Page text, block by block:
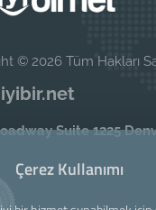
© 2026 Tüm Hakları
Suite 1225
Çerez Kullanımı